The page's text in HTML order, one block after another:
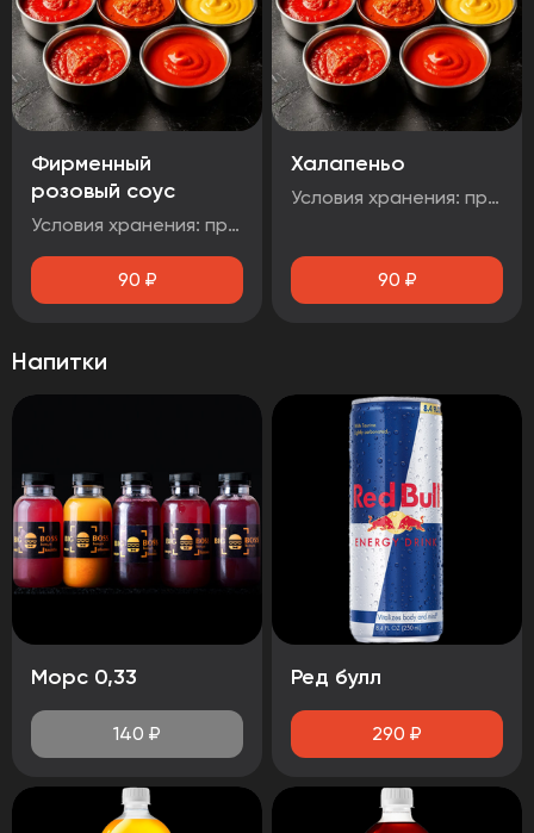
Фирменный
розовый соус
Условия хранения: при температуре от плюс 2°C до плюс 4°C Срок годности: 48 часов Т.У 10.71. 11-001-48751922-2017 Рекомендуется употребить сразу после вскрытия упаковки Без ГМ
90 ₽
Халапеньо
Условия хранения: при температуре от плюс 2°C до плюс 4°C Срок годности: 48 часов Т.У 10.71. 11-001-48751922-2017 Рекомендуется употребить сразу после вскрытия упаковки Без ГМО
90 ₽
Напитки
Морс 0,33
140 ₽
Ред булл
290 ₽